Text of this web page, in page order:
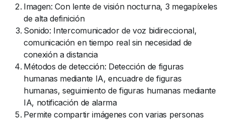
Imagen: Con lente de visión nocturna, 3 megapíxeles
de alta definición
Sonido: Intercomunicador de voz bidireccional,
comunicación en tiempo real sin necesidad de
conexión a distancia
Métodos de detección: Detección de figuras
humanas mediante IA, encuadre de figuras
humanas, seguimiento de figuras humanas mediante
IA, notificación de alarma
Permite compartir imágenes con varias personas